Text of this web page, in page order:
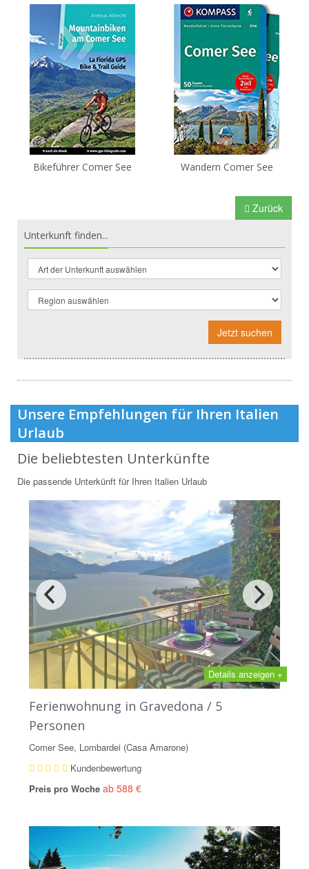
Bikeführer Comer See Wandern Comer See
Zurück
Unterkunft finden...
Jetzt suchen
Unsere Empfehlungen für Ihren Italien
Urlaub
Die beliebtesten Unterkünfte
Die passende Unterkünft für Ihren Italien Urlaub
Details anzeigen +
Ferienwohnung in Gravedona / 5
Personen
Comer See, Lombardei (Casa Amarone)
Kundenbewertung
Preis pro Woche ab 588 €